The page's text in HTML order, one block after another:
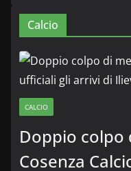
Calcio
CALCIO
Doppio colpo
Cosenza